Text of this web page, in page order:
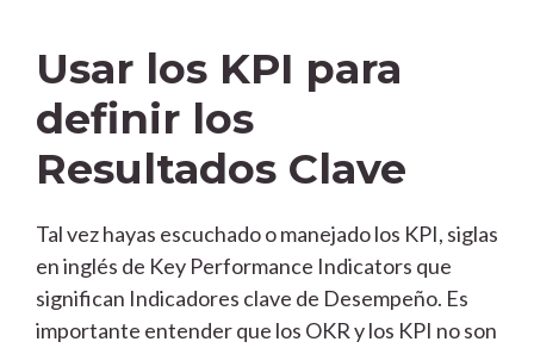
Usar los KPI para
definir los
Resultados Clave
Tal vez hayas escuchado o manejado los KPI, siglas
en inglés de Key Performance Indicators que
significan Indicadores clave de Desempeño. Es
importante entender que los OKR y los KPI no son